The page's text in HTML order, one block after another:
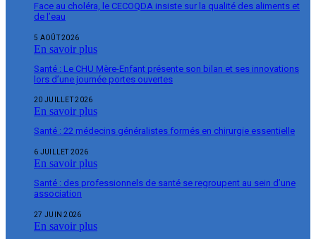
Face au choléra, le CECOQDA insiste sur la qualité des aliments et
de l’eau
5 AOÛT 2026
En savoir plus
Santé : Le CHU Mère-Enfant présente son bilan et ses innovations
lors d’une journée portes ouvertes
20 JUILLET 2026
En savoir plus
Santé : 22 médecins généralistes formés en chirurgie essentielle
6 JUILLET 2026
En savoir plus
Santé : des professionnels de santé se regroupent au sein d’une
association
27 JUIN 2026
En savoir plus